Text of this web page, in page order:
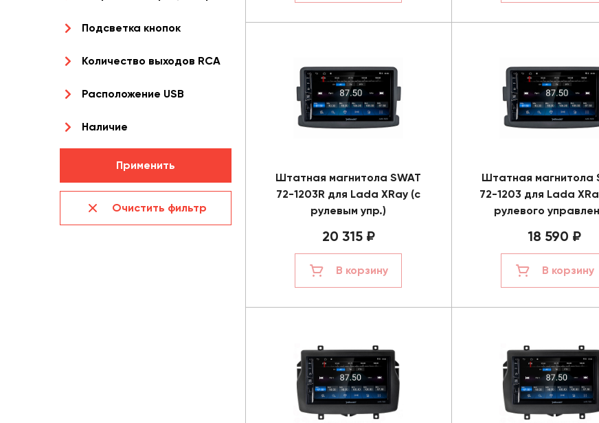
Подсветка кнопок
Количество выходов RCA
Расположение USB
Наличие
Применить
Очистить фильтр
Штатная магнитола SWAT
72-1203R для Lada XRay (с
рулевым упр.)
20 315 ₽
В корзину
Штатная магнитола
72-1203 для Lada
рулевого
18 590 ₽
В корзину